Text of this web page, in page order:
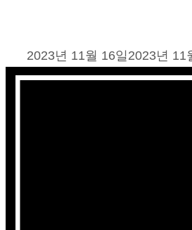
2023년 11월 16일 2023년 11